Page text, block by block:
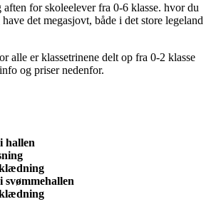
for skoleelever fra 0-6 klasse. hvor du
det megasjovt, både i det store legeland
alle er klassetrinene delt op fra 0-2 klasse
og priser nedenfor.
hallen
svømmehallen